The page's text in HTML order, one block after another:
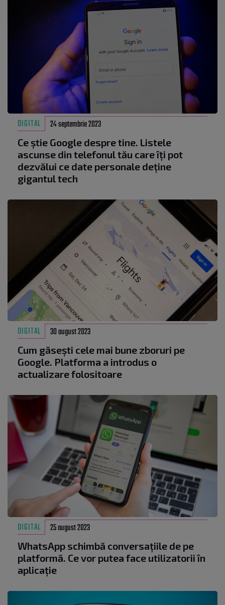
DIGITAL 24 septembrie 2023
Ce știe Google despre tine. Listele
ascunse din telefonul tău care îți pot
dezvălui ce date personale deține
gigantul tech
DIGITAL 30 august 2023
Cum găsești cele mai bune zboruri pe
Google. Platforma a introdus o
actualizare folositoare
DIGITAL 25 august 2023
WhatsApp schimbă conversațiile de pe
platformă. Ce vor putea face utilizatorii în
aplicație